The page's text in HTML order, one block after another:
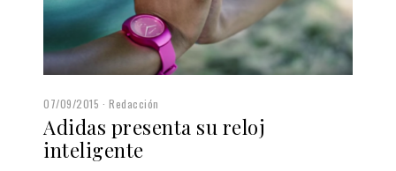
07/09/2015 Redacción
Adidas presenta su reloj
inteligente